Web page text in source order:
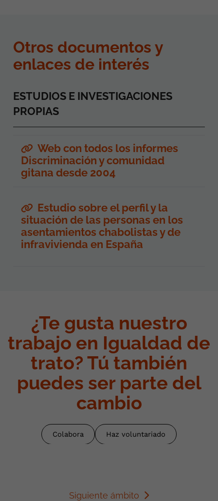
Otros documentos y
enlaces de interés
ESTUDIOS E INVESTIGACIONES
PROPIAS
Web con todos los informes
Discriminación y comunidad
gitana desde 2004
Estudio sobre el perfil y la
situación de las personas en los
asentamientos chabolistas y de
infravivienda en España
¿Te gusta nuestro
trabajo en Igualdad de
trato? Tú también
puedes ser parte del
cambio
Colabora Haz voluntariado
Siguiente ámbito